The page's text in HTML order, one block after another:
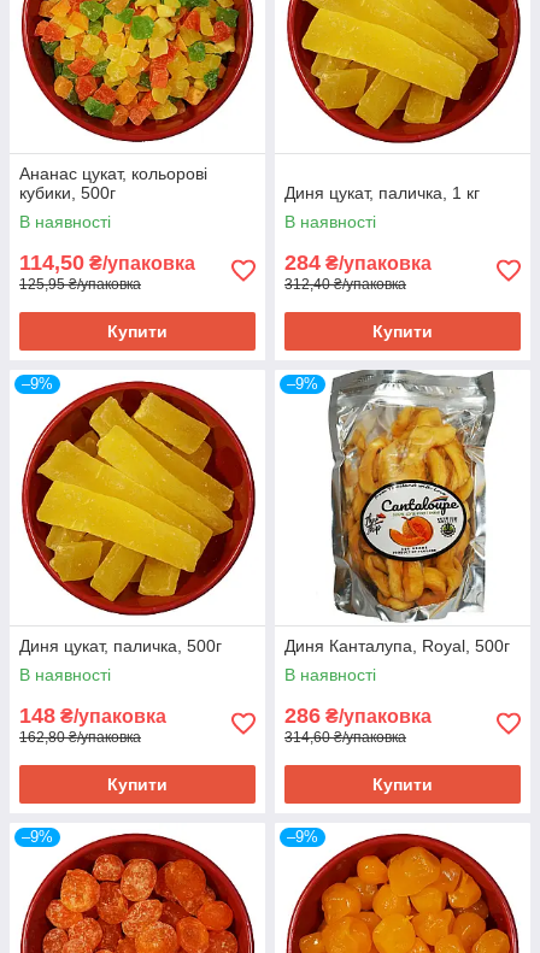
Ананас цукат, кольорові
кубики, 500г
В наявності
114,50 ₴/упаковка
125,95 ₴/упаковка
Купити
Диня цукат, паличка, 1 кг
В наявності
284 ₴/упаковка
312,40 ₴/упаковка
Купити
–9%
Диня цукат, паличка, 500г
В наявності
148 ₴/упаковка
162,80 ₴/упаковка
Купити
–9%
Диня Канталупа, Royal, 500г
В наявності
286 ₴/упаковка
314,60 ₴/упаковка
Купити
–9% –9%